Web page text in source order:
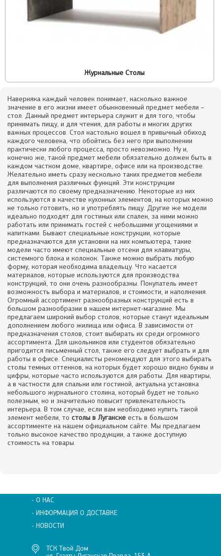
Журнальные Столы
Наверняка каждый человек понимает, насколько важное
значение в его жизни имеет обыкновенный предмет мебели –
стол. Данный предмет интерьера служит и для того, чтобы
принимать пищу, и для чтения, для работы и многих других
важных процессов. Стол настолько вошел в привычный обиход
каждого человека, что обойтись без него при выполнении
практически любого процесса, просто невозможно. Ну и,
конечно же, такой предмет мебели обязательно должен быть в
каждом частном доме, квартире, офисе или на производстве.
Желательно иметь сразу несколько таких предметов мебели
для выполнения различных функций. Эти конструкции
различаются по своему предназначению. Некоторые из них
используются в качестве кухонных элементов, на которых можно
не только готовить, но и употреблять пищу. Другие же модели
идеально подходят для гостиных или спален, за ними можно
работать или принимать гостей с небольшими угощениями и
напитками. Бывают специальные конструкции, которые
предназначаются для установки на них компьютера, такие
модели часто имеют специальные отсеки для клавиатуры,
системного блока и колонок. Также можно выбрать любую
форму, которая необходима владельцу. Что касается
материалов, которые используются для производства
конструкций, то они очень разнообразны. Покупатель имеет
возможность выбора и материалов, и стоимости, и наполнения.
Огромный ассортимент разнообразных конструкций есть в
большом разнообразии в нашем интернет-магазине. Мы
предлагаем широкий выбор столов, которые станут идеальным
дополнением любого жилища или офиса. В зависимости от
предназначения столов, стоит выбирать их среди огромного
ассортимента. Для школьников или студентов обязательно
пригодится письменный стол, также его следует выбрать и для
работы в офисе. Специалисты рекомендуют для этого выбирать
столы темных оттенков, на которых будет хорошо видно буквы и
цифры, которые часто используются для работы. Для квартиры,
а в частности для спальни или гостиной, актуальна установка
небольшого журнального столика, который будет не только
полезным, но и значительно повысит привлекательность
интерьера. В том случае, если вам необходимо купить такой
элемент мебели, то столы в Луганске есть в большом
ассортименте на нашем официальном сайте. Мы предлагаем
только высокое качество продукции, а также доступную
стоимость на товары.
- О НАС
- ИНФОРМАЦИЯ О ДОСТАВКЕ
- НОВОСТИ
ТСК Твой Дом